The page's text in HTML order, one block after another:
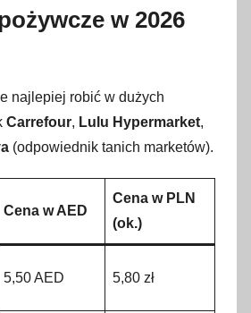
w 2026
najlepiej robić w dużych
Carrefour, Lulu Hypermarket,
(odpowiednik tanich marketów).
Cena w AED
Cena w PLN
(ok.)
5,50 AED 5,80 zł